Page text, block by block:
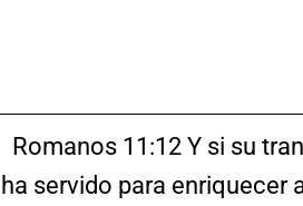
Romanos 11:12 Y si su
ha servido para enriquecer